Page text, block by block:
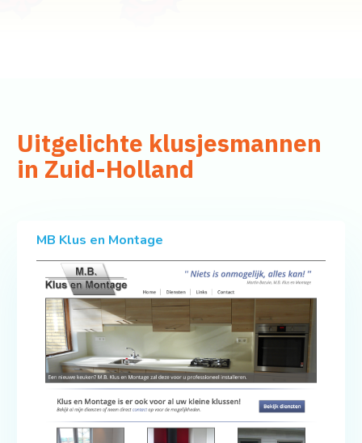
Uitgelichte klusjesmannen
in Zuid-Holland
MB Klus en Montage